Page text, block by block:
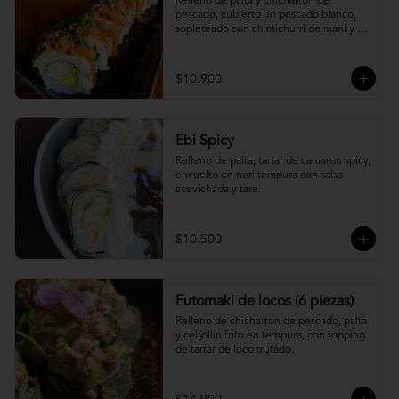
pescado, cubierto en pescado blanco,
sopleteado con chimichurri de mani y
$10.900
Ebi Spicy
Relleno de palta, tartar de camaron spicy,
envuelto en nori tempura con salsa
acevichada y tare.
$10.500
Futomaki de locos (6 piezas)
Relleno de chicharron de pescado, palta
y cebollin frito en tempura, con topping
de tartar de loco trufado.